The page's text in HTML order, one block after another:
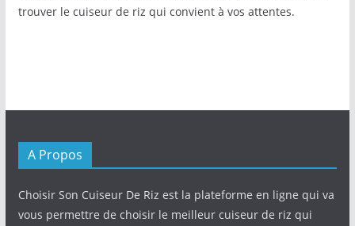
trouver le cuiseur de riz qui convient à vos attentes.
A Propos
Choisir Son Cuiseur De Riz est la plateforme en ligne qui va
vous permettre de choisir le meilleur cuiseur de riz qui